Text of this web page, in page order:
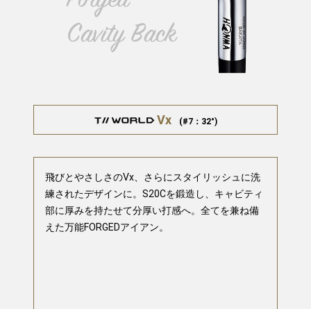
Vx (#7：32°)
飛びとやさしさのVx、さらにスタイリッシュに洗
練されたデザインに。S20Cを鍛造し、キャビティ
部に厚みを持たせて分厚い打感へ。全てを兼ね備
えた万能FORGEDアイアン。